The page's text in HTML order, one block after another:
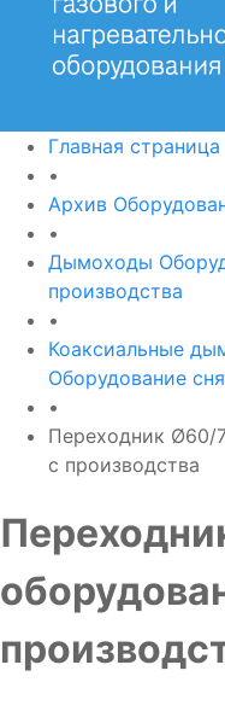
Главная страница
•
Архив
•
Дымоходы
производства
•
Коаксиальные
Оборудование
•
Переходник Ø60/
с производства